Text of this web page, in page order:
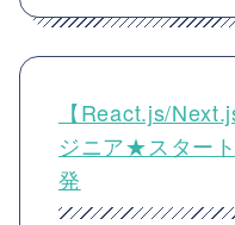
【React.js/
ジニア★スター
発